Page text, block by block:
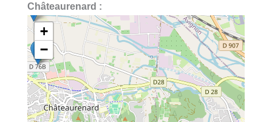
Châteaurenard :
+
−